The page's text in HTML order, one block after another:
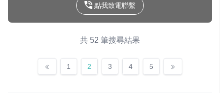
點我致電聯繫
共 52 筆搜尋結果
1 2 3 4 5